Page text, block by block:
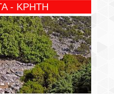
- ΚΡΗΤΗ